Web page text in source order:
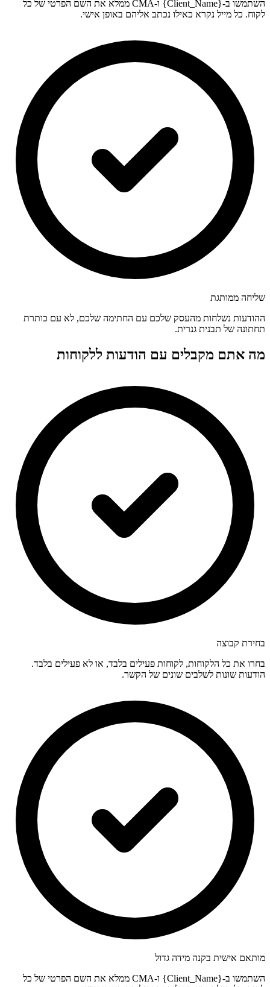
השתמשו ב-{Client_Name} ו-CMA ממלא את השם הפרטי של כל
לקוח. כל מייל נקרא כאילו נכתב אליהם באופן אישי.
שליחה ממותגת
ההודעות נשלחות מהעסק שלכם עם החתימה שלכם, לא עם כותרת
תחתונה של תבנית גנרית.
מה אתם מקבלים עם הודעות ללקוחות
בחירת קבוצה
בחרו את כל הלקוחות, לקוחות פעילים בלבד, או לא פעילים בלבד.
הודעות שונות לשלבים שונים של הקשר.
מותאם אישית בקנה מידה גדול
השתמשו ב-{Client_Name} ו-CMA ממלא את השם הפרטי של כל